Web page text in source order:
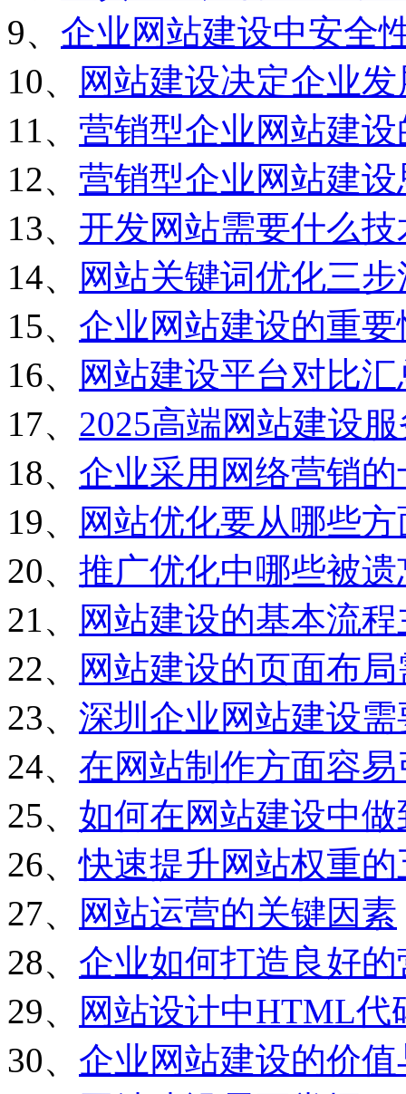
9、 企业网站建设中安全
10、
网站建设决定企业
11、 营销型企业网站建
12、 营销型企业网站建设
13、 开发网站需要什么技
14、
网站关键词优化三步
15、 企业网站建设的重要
16、
网站建设平台对比汇
17、 2025高端网站建设
18、 企业采用网络营销
19、
网站优化要从哪些
20、 推广优化中哪些被
21、
网站建设的基本流
22、
网站建设的页面布
23、 深圳企业网站建设
24、 在网站制作方面容
25、 如何在网站建设中
26、快速提升网站权重
27、
网站运营的关键因素
28、 企业如何打造良好
29、
网站设计中HTML代
30、 企业网站建设的价